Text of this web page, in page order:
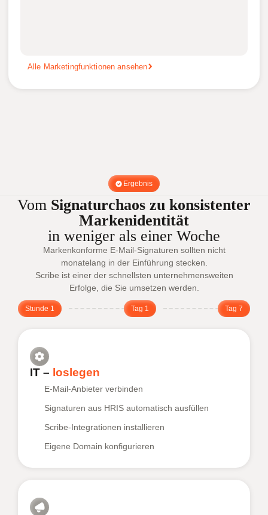
Alle Marketingfunktionen ansehen
Ergebnis
Vom Signaturchaos zu konsistenter
Markenidentität
in weniger als einer Woche
Markenkonforme E-Mail-Signaturen sollten nicht
monatelang in der Einführung stecken.
Scribe ist einer der schnellsten unternehmensweiten
Erfolge, die Sie umsetzen werden.
Stunde 1 Tag 1 Tag 7
IT – loslegen
E-Mail-Anbieter verbinden
Signaturen aus HRIS automatisch ausfüllen
Scribe-Integrationen installieren
Eigene Domain konfigurieren